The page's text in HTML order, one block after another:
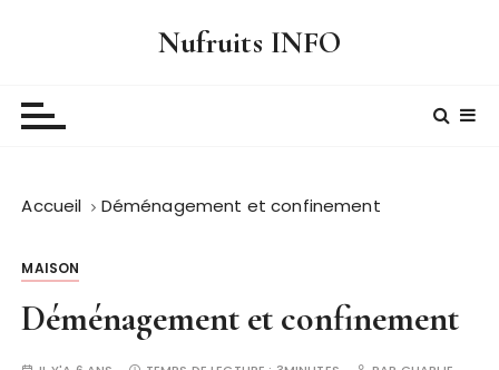
Nufruits INFO
Accueil Déménagement et confinement
MAISON
Déménagement et confinement